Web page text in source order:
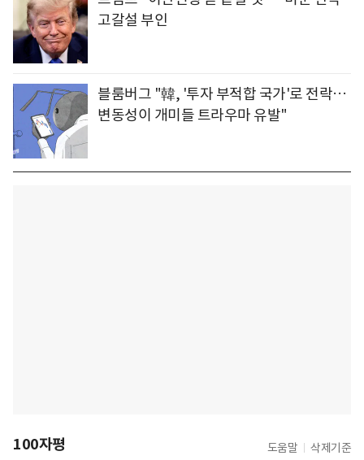
고갈설 부인
블룸버그 "韓, '투자 부적합 국가'로 전락…
변동성이 개미들 트라우마 유발"
100자평 도움말 삭제기준